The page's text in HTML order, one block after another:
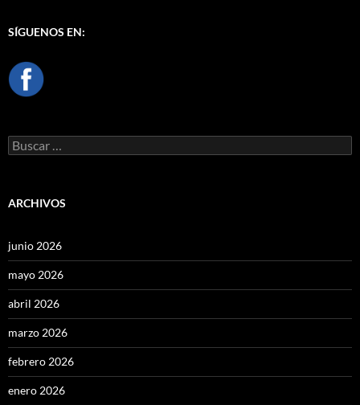
SÍGUENOS EN:
Buscar:
ARCHIVOS
junio 2026
mayo 2026
abril 2026
marzo 2026
febrero 2026
enero 2026